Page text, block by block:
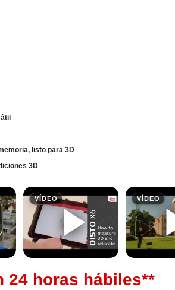
listo para 3D
3D
24 horas hábiles**